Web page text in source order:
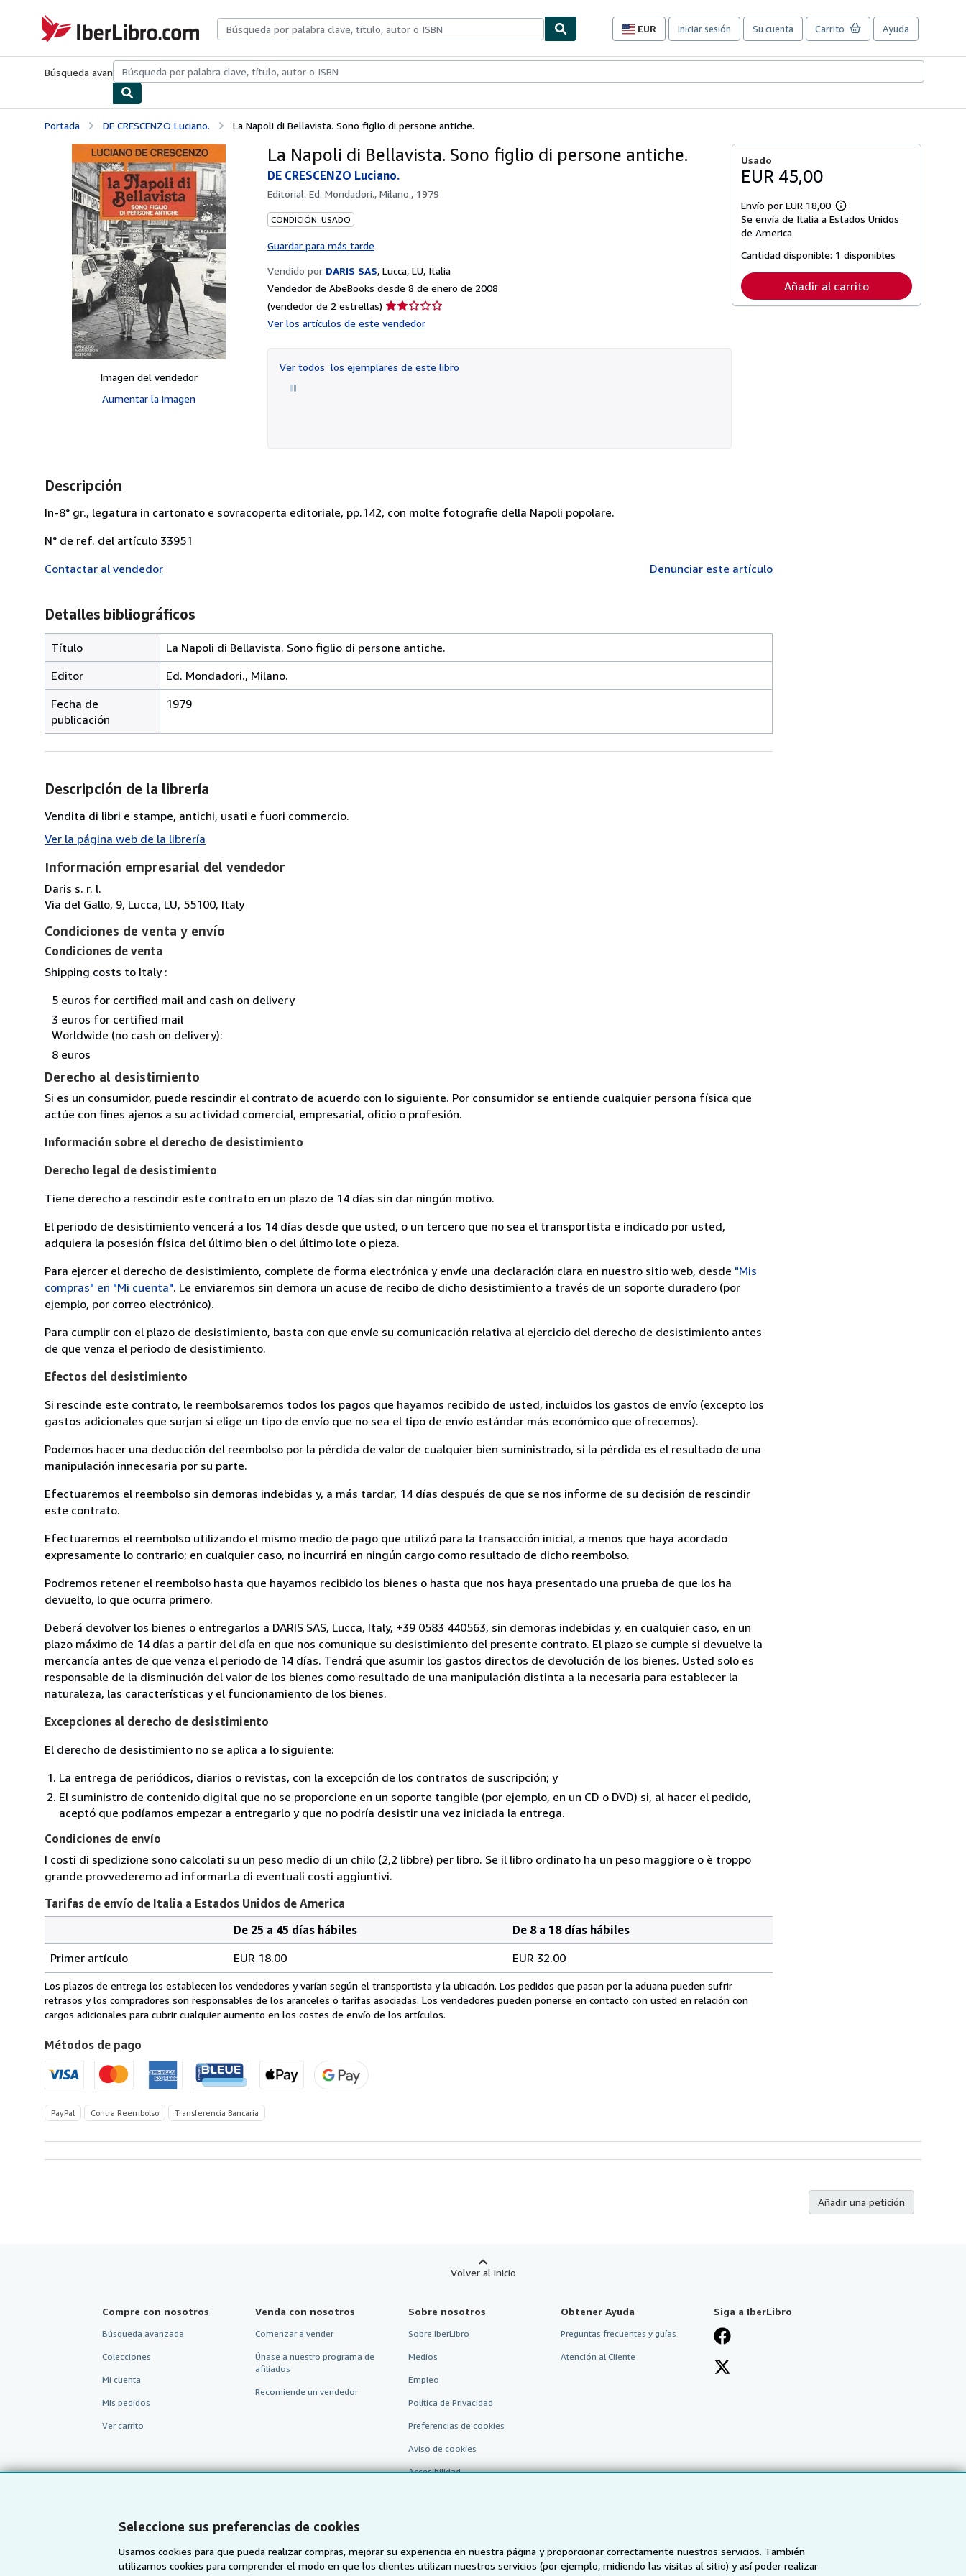
Seleccione sus preferencias de cookies
Usamos cookies para que pueda realizar compras, mejorar su experiencia en nuestra página y proporcionar correctamente nuestros servicios. También
utilizamos cookies para comprender el modo en que los clientes utilizan nuestros servicios (por ejemplo, midiendo las visitas al sitio) y así poder realizar
IberLibro.com
EUR
Preferencias
compra
sitio.
Iniciar sesión Su cuenta Carrito Ayuda
Búsqueda avanzadaColecciones Libros antiguosArte y coleccionismo
Portada DE CRESCENZO Luciano. La Napoli di Bellavista. Sono figlio di persone antiche.
Imagen del vendedor
Aumentar la imagen
La Napoli di Bellavista. Sono figlio di persone antiche.
DE CRESCENZO Luciano.
Editorial: Ed. Mondadori., Milano., 1979
CONDICIÓN: USADO
Guardar para más tarde
Vendido por DARIS SAS, Lucca, LU, Italia
Vendedor de AbeBooks desde 8 de enero de 2008
(vendedor de 2 estrellas) Calificación
Ver los artículos de este vendedor
Ver todos los ejemplares de este libro
Usado
EUR 45,00
Envío por EUR 18,00
Más
información
tarifas
envío
Se envía de Italia a Estados Unidos
de America
Cantidad disponible: 1 disponibles
Añadir al carrito
Descripción
In-8° gr., legatura in cartonato e sovracoperta editoriale, pp.142, con molte fotografie della Napoli popolare.
N° de ref. del artículo 33951
Contactar al vendedor
Denunciar este artículo
Detalles bibliográficos
Título
La Napoli di Bellavista. Sono figlio di persone antiche.
Editor
Ed. Mondadori., Milano.
Fecha de
publicación
1979
Descripción de la librería
Vendita di libri e stampe, antichi, usati e fuori commercio.
Ver la página web de la librería
Información empresarial del vendedor
Daris s. r. l.
Via del Gallo, 9, Lucca, LU, 55100, Italy
Condiciones de venta y envío
Condiciones de venta
Shipping costs to Italy :
5 euros for certified mail and cash on delivery
3 euros for certified mail
Worldwide (no cash on delivery):
8 euros
Derecho al desistimiento
Si es un consumidor, puede rescindir el contrato de acuerdo con lo siguiente. Por consumidor se entiende cualquier persona física que
actúe con fines ajenos a su actividad comercial, empresarial, oficio o profesión.
Información sobre el derecho de desistimiento
Derecho legal de desistimiento
Tiene derecho a rescindir este contrato en un plazo de 14 días sin dar ningún motivo.
El periodo de desistimiento vencerá a los 14 días desde que usted, o un tercero que no sea el transportista e indicado por usted,
adquiera la posesión física del último bien o del último lote o pieza.
Para ejercer el derecho de desistimiento, complete de forma electrónica y envíe una declaración clara en nuestro sitio web, desde "Mis
compras" en "Mi cuenta". Le enviaremos sin demora un acuse de recibo de dicho desistimiento a través de un soporte duradero (por
ejemplo, por correo electrónico).
Para cumplir con el plazo de desistimiento, basta con que envíe su comunicación relativa al ejercicio del derecho de desistimiento antes
de que venza el periodo de desistimiento.
Efectos del desistimiento
Si rescinde este contrato, le reembolsaremos todos los pagos que hayamos recibido de usted, incluidos los gastos de envío (excepto los
gastos adicionales que surjan si elige un tipo de envío que no sea el tipo de envío estándar más económico que ofrecemos).
Podemos hacer una deducción del reembolso por la pérdida de valor de cualquier bien suministrado, si la pérdida es el resultado de una
manipulación innecesaria por su parte.
Efectuaremos el reembolso sin demoras indebidas y, a más tardar, 14 días después de que se nos informe de su decisión de rescindir
este contrato.
Efectuaremos el reembolso utilizando el mismo medio de pago que utilizó para la transacción inicial, a menos que haya acordado
expresamente lo contrario; en cualquier caso, no incurrirá en ningún cargo como resultado de dicho reembolso.
Podremos retener el reembolso hasta que hayamos recibido los bienes o hasta que nos haya presentado una prueba de que los ha
devuelto, lo que ocurra primero.
Deberá devolver los bienes o entregarlos a DARIS SAS, Lucca, Italy, +39 0583 440563, sin demoras indebidas y, en cualquier caso, en un
plazo máximo de 14 días a partir del día en que nos comunique su desistimiento del presente contrato. El plazo se cumple si devuelve la
mercancía antes de que venza el periodo de 14 días. Tendrá que asumir los gastos directos de devolución de los bienes. Usted solo es
responsable de la disminución del valor de los bienes como resultado de una manipulación distinta a la necesaria para establecer la
naturaleza, las características y el funcionamiento de los bienes.
Excepciones al derecho de desistimiento
El derecho de desistimiento no se aplica a lo siguiente:
La entrega de periódicos, diarios o revistas, con la excepción de los contratos de suscripción; y
El suministro de contenido digital que no se proporcione en un soporte tangible (por ejemplo, en un CD o DVD) si, al hacer el pedido,
aceptó que podíamos empezar a entregarlo y que no podría desistir una vez iniciada la entrega.
Condiciones de envío
I costi di spedizione sono calcolati su un peso medio di un chilo (2,2 libbre) per libro. Se il libro ordinato ha un peso maggiore o è troppo
grande provvederemo ad informarLa di eventuali costi aggiuntivi.
Tarifas de envío de Italia a Estados Unidos de America
de
envío
de
Italia
Estados
Unidos
de
America
pedido
De 25 a 45 días hábiles
De 8 a 18 días hábiles
Primer artículo
EUR 18.00 EUR 32.00
Los plazos de entrega los establecen los vendedores y varían según el transportista y la ubicación. Los pedidos que pasan por la aduana pueden sufrir
retrasos y los compradores son responsables de los aranceles o tarifas asociadas. Los vendedores pueden ponerse en contacto con usted en relación con
cargos adicionales para cubrir cualquier aumento en los costes de envío de los artículos.
Métodos de pago
PayPal Contra Reembolso Transferencia Bancaria
Añadir una petición
Volver al inicio
Compre con nosotros
Búsqueda avanzada
Colecciones
Mi cuenta
Mis pedidos
Ver carrito
Venda con nosotros
Comenzar a vender
Únase a nuestro programa de
afiliados
Recomiende un vendedor
Sobre nosotros
Sobre IberLibro
Medios
Empleo
Política de Privacidad
Preferencias de cookies
Aviso de cookies
Accesibilidad
Obtener Ayuda
Preguntas frecuentes y guías
Atención al Cliente
Siga a IberLibro